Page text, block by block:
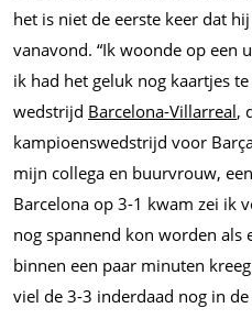
het is niet de eerste keer dat
vanavond. “Ik woonde op een
ik had het geluk nog kaartjes
wedstrijd Barcelona-Villarreal,
kampioenswedstrijd voor
mijn collega en buurvrouw,
Barcelona op 3-1 kwam zei ik
nog spannend kon worden als
binnen een paar minuten
viel de 3-3 inderdaad nog in